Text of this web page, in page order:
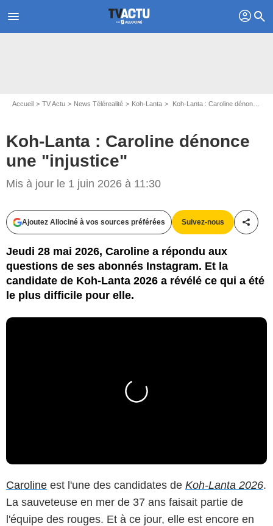
menu profil search
Accueil TV Actu News Télérealité Koh-Lanta Koh-Lanta : Caroline dénonce une "injustice"
Koh-Lanta : Caroline dénonce
une "injustice"
Mis à jour le 1 juin 2026 à 11:30
Ajoutez Allociné à vos sources préférées Suivez-nous
Jeudi 28 mai 2026, Caroline a répondu aux
questions de ses abonnés Instagram. Et la
candidate de Koh-Lanta 2026 a révélé ce qui a été
le plus difficile pour elle.
Caroline est l'une des candidates de Koh-Lanta 2026.
La sauveteuse en mer de 37 ans faisait partie de
l'équipe des rouges. Et à ce jour, elle est encore en